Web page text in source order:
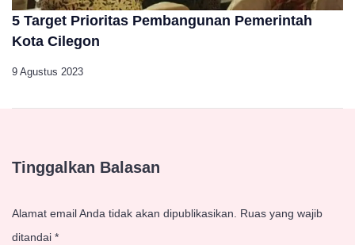
5 Target Prioritas Pembangunan Pemerintah
Kota Cilegon
9 Agustus 2023
Tinggalkan Balasan
Alamat email Anda tidak akan dipublikasikan. Ruas yang wajib
ditandai *